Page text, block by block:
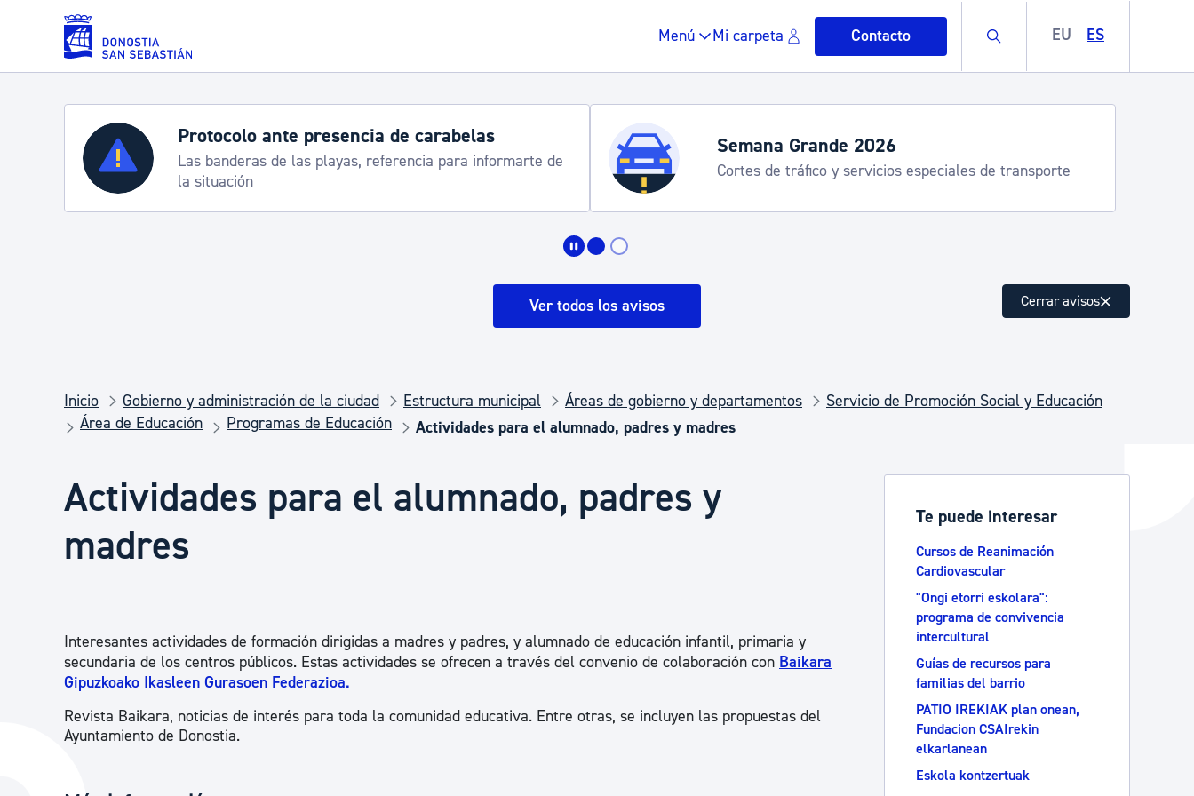
Saltar al contenido principal
Menú Mi carpeta Contacto Buscar EU ES
Servicios
Padrón y asuntos personales
Espacio público, residuos y medioambiente
Seguridad ciudadana y emergencias Euskera
Infancia y juventud
Deporte
Protocolo ante presencia de carabelas
Las banderas de las playas, referencia para informarte de
la situación
Semana Grande 2026
Cortes de tráfico y servicios especiales de transporte
Ver todos los avisos Cerrar avisos
Inicio Gobierno y administración de la ciudad Estructura municipal Áreas de gobierno y departamentos
Servicio de Promoción Social y Educación
Área de Educación
Programas de Educación Actividades para el alumnado, padres y madres
Actividades para el alumnado, padres y
madres
Interesantes actividades de formación dirigidas a madres y padres, y alumnado de educación infantil, primaria y
secundaria de los centros públicos. Estas actividades se ofrecen a través del convenio de colaboración con Baikara
Gipuzkoako Ikasleen Gurasoen Federazioa.
Revista Baikara, noticias de interés para toda la comunidad educativa. Entre otras, se incluyen las propuestas del
Ayuntamiento de Donostia.
Te puede interesar
Cursos de Reanimación
Cardiovascular
"Ongi etorri eskolara":
programa de convivencia
intercultural
Guías de recursos para
familias del barrio
PATIO IREKIAK plan onean,
Fundacion CSAIrekin
elkarlanean
Eskola kontzertuak